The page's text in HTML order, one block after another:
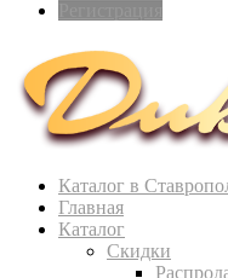
Каталог в
Главная
Каталог
Скидки